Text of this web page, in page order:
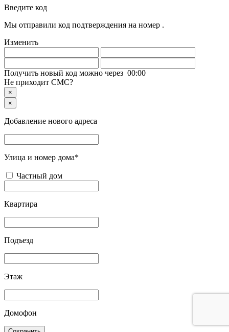
Введите код
Мы отправили код подтверждения на номер .
Изменить
Получить новый код можно через 00:00
Не приходит СМС?
×
×
Добавление нового адреса
Улица и номер дома*
Частный дом
Квартира
Подъезд
Этаж
Домофон